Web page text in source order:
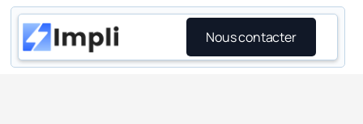
Nous contacter